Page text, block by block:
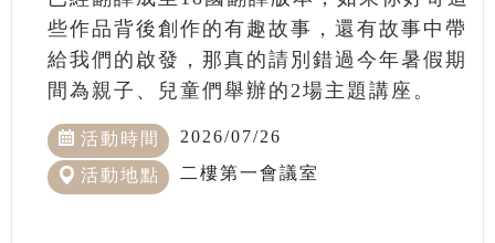
些作品背後創作的有趣故事，還有故事中帶
給我們的啟發，那真的請別錯過今年暑假期
間為親子、兒童們舉辦的2場主題講座。
活動時間 2026/07/26
活動地點 二樓第一會議室